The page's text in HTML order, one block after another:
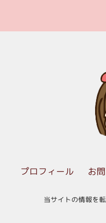
プロフィール お
当サイトの情報を